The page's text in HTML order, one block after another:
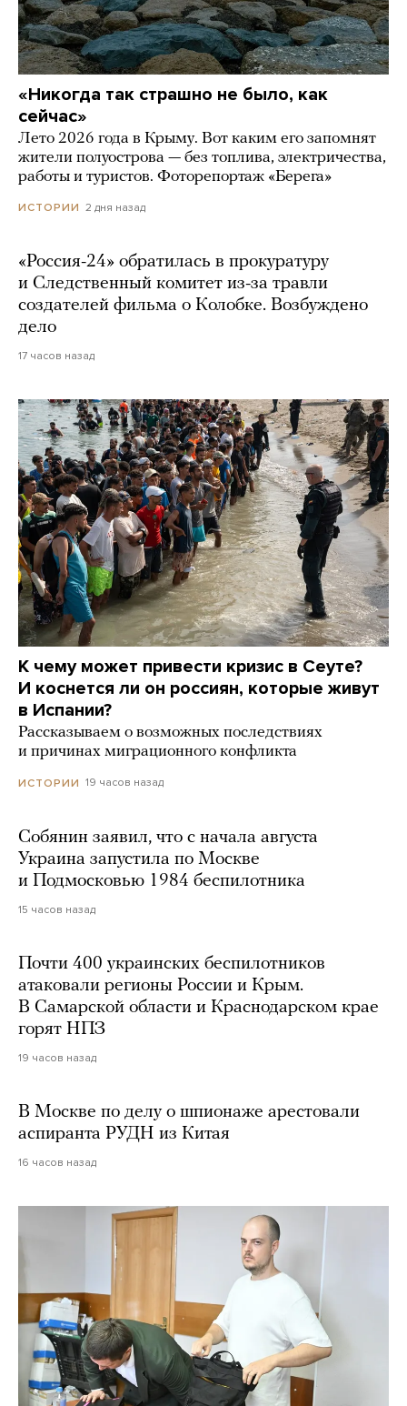
«Никогда так страшно не было, как
сейчас»
Лето 2026 года в Крыму. Вот каким его запомнят
жители полуострова — без топлива, электричества,
работы и туристов. Фоторепортаж «Берега»
ИСТОРИИ 2 дня назад
«Россия-24» обратилась в прокуратуру
и Следственный комитет из-за травли
создателей фильма о Колобке. Возбуждено
дело
17 часов назад
К чему может привести кризис в Сеуте?
И коснется ли он россиян, которые живут
в Испании?
Рассказываем о возможных последствиях
и причинах миграционного конфликта
ИСТОРИИ 19 часов назад
Собянин заявил, что с начала августа
Украина запустила по Москве
и Подмосковью 1984 беспилотника
15 часов назад
Почти 400 украинских беспилотников
атаковали регионы России и Крым.
В Самарской области и Краснодарском крае
горят НПЗ
19 часов назад
В Москве по делу о шпионаже арестовали
аспиранта РУДН из Китая
16 часов назад